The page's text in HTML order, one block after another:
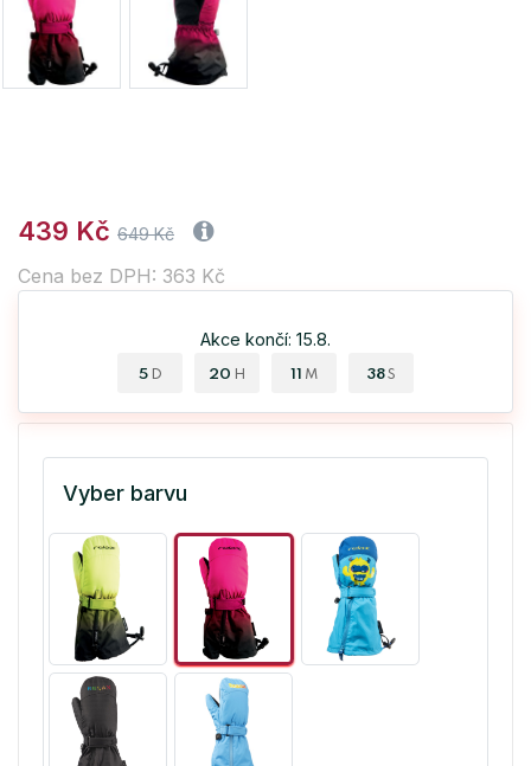
439 Kč 649 Kč
Cena bez DPH: 363 Kč
Akce končí: 15.8.
5 D 20 H 11 M 37S
Vyber barvu